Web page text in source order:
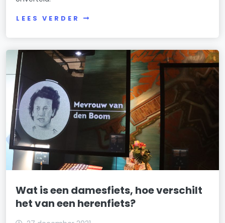
LEES VERDER
Wat is een damesfiets, hoe verschilt
het van een herenfiets?